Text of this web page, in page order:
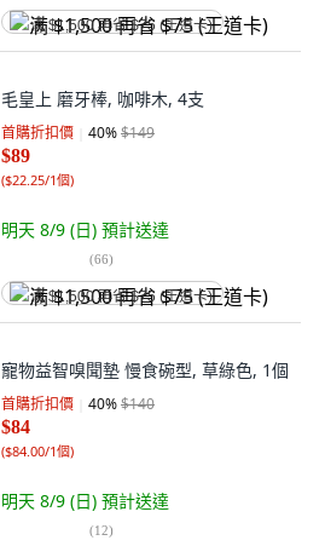
满 $1,500 再省 $75 (王道卡)
毛皇上 磨牙棒, 咖啡木, 4支
首購折扣價 40%$149
$89
($22.25/1個)
明天 8/9 (日) 預計送達
(66)
满 $1,500 再省 $75 (王道卡)
寵物益智嗅聞墊 慢食碗型, 草綠色, 1個
首購折扣價 40%$140
$84
($84.00/1個)
明天 8/9 (日) 預計送達
(12)